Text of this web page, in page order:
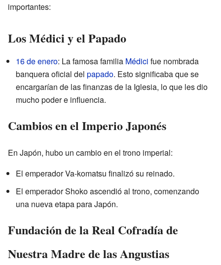
importantes:
Los Médici y el Papado
16 de enero: La famosa familia Médici fue nombrada
banquera oficial del papado. Esto significaba que se
encargarían de las finanzas de la Iglesia, lo que les dio
mucho poder e influencia.
Cambios en el Imperio Japonés
En Japón, hubo un cambio en el trono imperial:
El emperador Va-komatsu finalizó su reinado.
El emperador Shoko ascendió al trono, comenzando
una nueva etapa para Japón.
Fundación de la Real Cofradía de
Nuestra Madre de las Angustias